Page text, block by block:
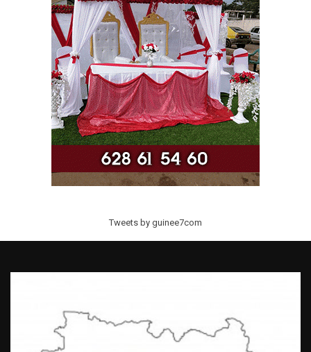
Tweets by guinee7com